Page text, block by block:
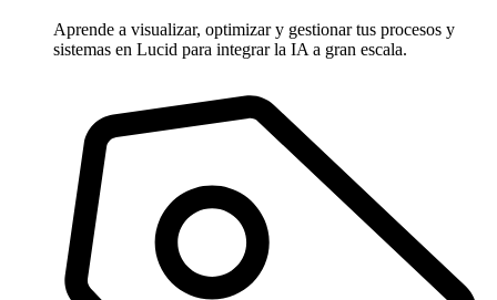
Aprende a visualizar, optimizar y gestionar tus procesos y
sistemas en Lucid para integrar la IA a gran escala.